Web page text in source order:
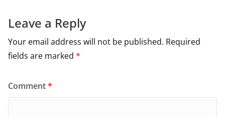
Leave a Reply
Your email address will not be published. Required
fields are marked *
Comment*